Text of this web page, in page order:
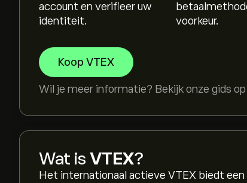
account en verifieer uw
identiteit.
voorkeur.
Koop VTEX
Wil je meer informatie? Bekijk onze gids op
Wat is VTEX?
Het internationaal actieve VTEX biedt